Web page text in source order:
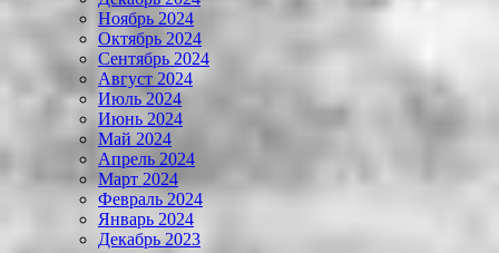
Ноябрь 2024
Октябрь 2024
Сентябрь 2024
Август 2024
Июль 2024
Июнь 2024
Май 2024
Апрель 2024
Март 2024
Февраль 2024
Январь 2024
Декабрь 2023